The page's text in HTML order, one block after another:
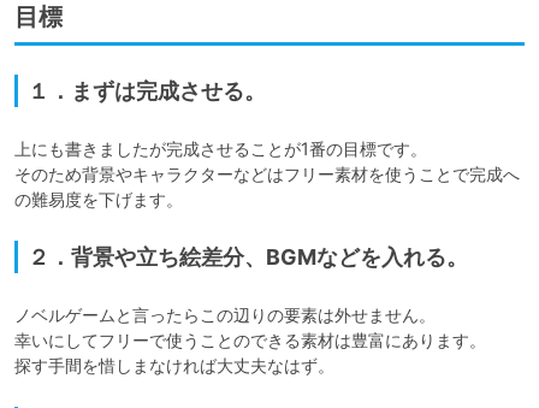
目標
１．まずは完成させる。
上にも書きましたが完成させることが1番の目標です。
そのため背景やキャラクターなどはフリー素材を使うことで完成へ
の難易度を下げます。
２．背景や立ち絵差分、BGMなどを入れる。
ノベルゲームと言ったらこの辺りの要素は外せません。
幸いにしてフリーで使うことのできる素材は豊富にあります。
探す手間を惜しまなければ大丈夫なはず。